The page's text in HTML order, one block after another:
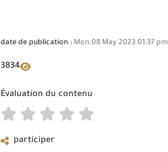
date de publication : Mon,08 May 2023 01:37 pm
3834
Évaluation du contenu
participer